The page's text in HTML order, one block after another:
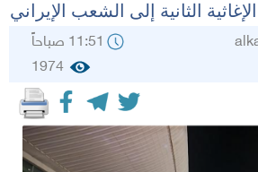
الثانية إلى الشعب الإيراني
11:51 صباحاً
1974